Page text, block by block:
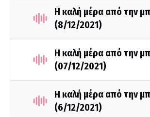
Η καλή μέρα από την
(8/12/2021)
Η καλή μέρα από την
(07/12/2021)
Η καλή μέρα από την
(6/12/2021)